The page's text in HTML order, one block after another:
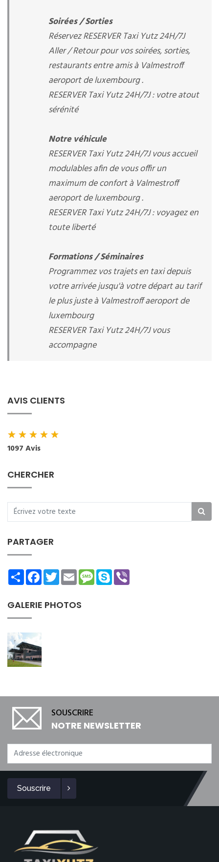
Soirées / Sorties
Réservez RESERVER Taxi Yutz 24H/7J
Aller / Retour pour vos soirées, sorties,
restaurants entre amis à Valmestroff
aeroport de luxembourg .
RESERVER Taxi Yutz 24H/7J : votre atout
sérénité
Notre véhicule
RESERVER Taxi Yutz 24H/7J vous accueil
modulables afin de vous offir un
maximum de confort à Valmestroff
aeroport de luxembourg .
RESERVER Taxi Yutz 24H/7J : voyagez en
toute liberté
Formations / Séminaires
Programmez vos trajets en taxi depuis
votre arrivée jusqu'à votre départ au tarif
le plus juste à Valmestroff aeroport de
luxembourg
RESERVER Taxi Yutz 24H/7J vous
accompagne
AVIS CLIENTS
★★★★★
1097 Avis
CHERCHER
PARTAGER
ShareFacebookTwitterEmailMessage
Skype
GALERIE PHOTOS
SOUSCRIRE
NOTRE NEWSLETTER
Souscrire